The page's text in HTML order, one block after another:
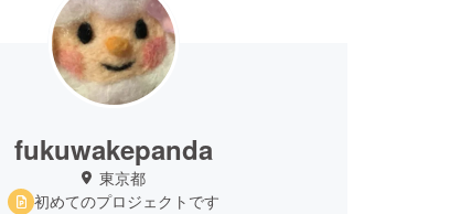
fukuwakepanda
東京都
初めてのプロジェクトです